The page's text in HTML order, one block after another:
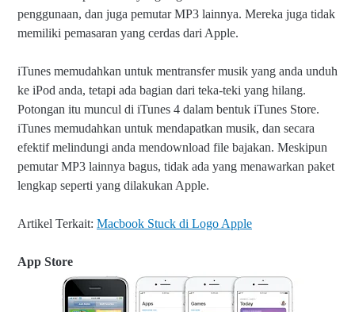
penggunaan, dan juga pemutar MP3 lainnya. Mereka juga tidak
memiliki pemasaran yang cerdas dari Apple.
iTunes memudahkan untuk mentransfer musik yang anda unduh
ke iPod anda, tetapi ada bagian dari teka-teki yang hilang.
Potongan itu muncul di iTunes 4 dalam bentuk iTunes Store.
iTunes memudahkan untuk mendapatkan musik, dan secara
efektif melindungi anda mendownload file bajakan. Meskipun
pemutar MP3 lainnya bagus, tidak ada yang menawarkan paket
lengkap seperti yang dilakukan Apple.
Artikel Terkait: Macbook Stuck di Logo Apple
App Store